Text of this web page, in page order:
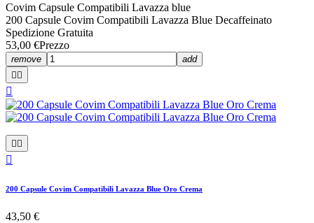
Covim Capsule Compatibili Lavazza blue
200 Capsule Covim Compatibili Lavazza Blue Decaffeinato
Spedizione Gratuita
53,00 €Prezzo
remove
add




200 Capsule Covim Compatibili Lavazza Blue Oro Crema
43,50 €